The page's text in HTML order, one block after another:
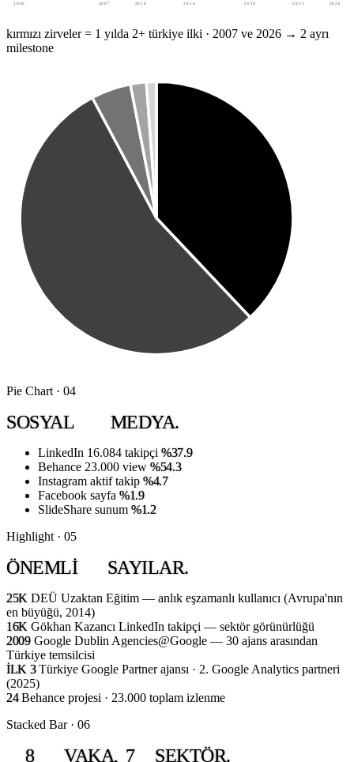
2000 2007 2010 2014 2019 2023 2026
kırmızı zirveler = 1 yılda 2+ türkiye ilki · 2007 ve 2026 → 2 ayrı
milestone
Pie Chart · 04
SOSYAL MEDYA.
LinkedIn 16.084 takipçi %37.9
Behance 23.000 view %54.3
Instagram aktif takip %4.7
Facebook sayfa %1.9
SlideShare sunum %1.2
Highlight · 05
ÖNEMLI SAYILAR.
25K DEÜ Uzaktan Eğitim — anlık eşzamanlı kullanıcı (Avrupa'nın
en büyüğü, 2014)
16K Gökhan Kazancı LinkedIn takipçi — sektör görünürlüğü
2009 Google Dublin Agencies@Google — 30 ajans arasından
Türkiye temsilcisi
İLK 3 Türkiye Google Partner ajansı · 2. Google Analytics partneri
(2025)
24 Behance projesi · 23.000 toplam izlenme
Stacked Bar · 06
8 VAKA, 7 SEKTÖR.